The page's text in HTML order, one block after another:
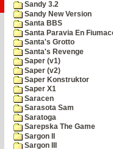
Sandy 3.2
Sandy New Version
Santa BBS
Santa Paravia En
Santa's Grotto
Santa's Revenge
Saper (v1)
Saper (v2)
Saper Konstruktor
Saper X1
Saracen
Sarasota Sam
Saratoga
Sarepska The Game
Sargon II
Sargon III